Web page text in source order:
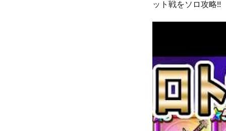
ット戦をソロ攻略!!